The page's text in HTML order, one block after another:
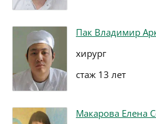
Пак Владимир
хирург
стаж 13 лет
Макарова Елена